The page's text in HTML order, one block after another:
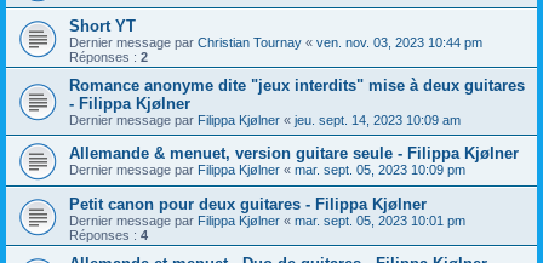
Short YT
Dernier message par Christian Tournay « ven. nov. 03, 2023 10:44 pm
Réponses : 2
Romance anonyme dite "jeux interdits" mise à deux guitares
- Filippa Kjølner
Dernier message par Filippa Kjølner « jeu. sept. 14, 2023 10:09 am
Allemande & menuet, version guitare seule - Filippa Kjølner
Dernier message par Filippa Kjølner « mar. sept. 05, 2023 10:09 pm
Petit canon pour deux guitares - Filippa Kjølner
Dernier message par Filippa Kjølner « mar. sept. 05, 2023 10:01 pm
Réponses : 4